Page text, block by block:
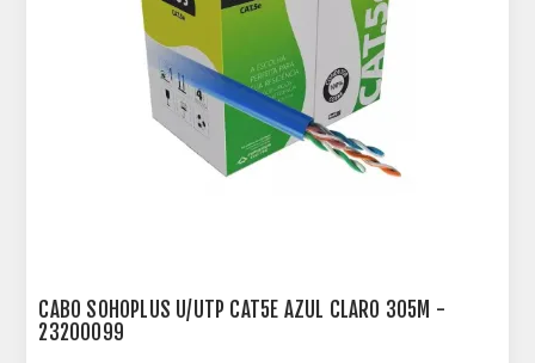
CABO SOHOPLUS U/UTP CAT5E AZUL CLARO 305M -
23200099